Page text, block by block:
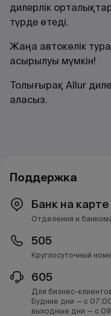
дилерлік
түрде өтеді.
Жаңа автокөлік
асырылуы мүмкін!
Толығырақ Allur
аласыз.
Поддержка
Банк на карте
Отделения и
505
Круглосуточный
605
Для бизнес-
Будние дни — с
выходные дни — с